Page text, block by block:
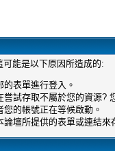
能是以下原因所造成的:
表單進行登入。
試存取不屬於您的資源?
的帳號正在等候啟動。
壇所提供的表單或連結來